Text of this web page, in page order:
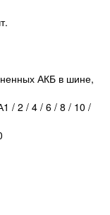
АКБ в шине,
1 / 2 / 4 / 6 / 8 / 10 /